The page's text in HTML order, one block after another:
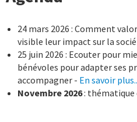
24 mars 2026 : Comment
visible leur impact sur la
25 juin 2026 : Ecouter pour
bénévoles pour adapter ses
accompagner - En savoir
Novembre 2026: thématique